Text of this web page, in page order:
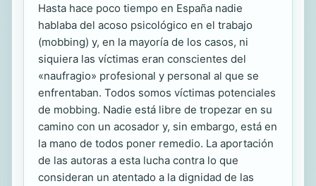
Hasta hace poco tiempo en España nadie
hablaba del acoso psicológico en el trabajo
(mobbing) y, en la mayoría de los casos, ni
siquiera las víctimas eran conscientes del
«naufragio» profesional y personal al que se
enfrentaban. Todos somos víctimas potenciales
de mobbing. Nadie está libre de tropezar en su
camino con un acosador y, sin embargo, está en
la mano de todos poner remedio. La aportación
de las autoras a esta lucha contra lo que
consideran un atentado a la dignidad de las